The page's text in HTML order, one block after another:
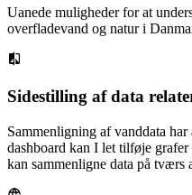
Uanede muligheder for at
overfladevand og natur i
Sidestilling af data
Sammenligning af vanddata
dashboard kan I let tilføje
kan sammenligne data på tværs